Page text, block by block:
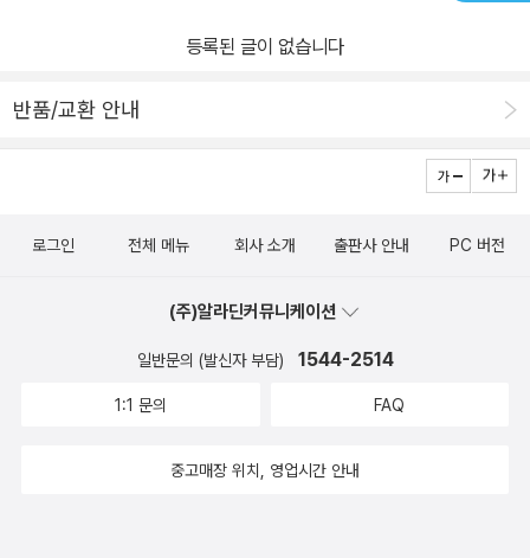
등록된 글이 없습니다
반품/교환 안내
로그인 전체 메뉴 회사 소개 출판사 안내 PC 버전
(주)알라딘커뮤니케이션
일반문의 (발신자 부담) 1544-2514
1:1 문의 FAQ
중고매장 위치, 영업시간 안내